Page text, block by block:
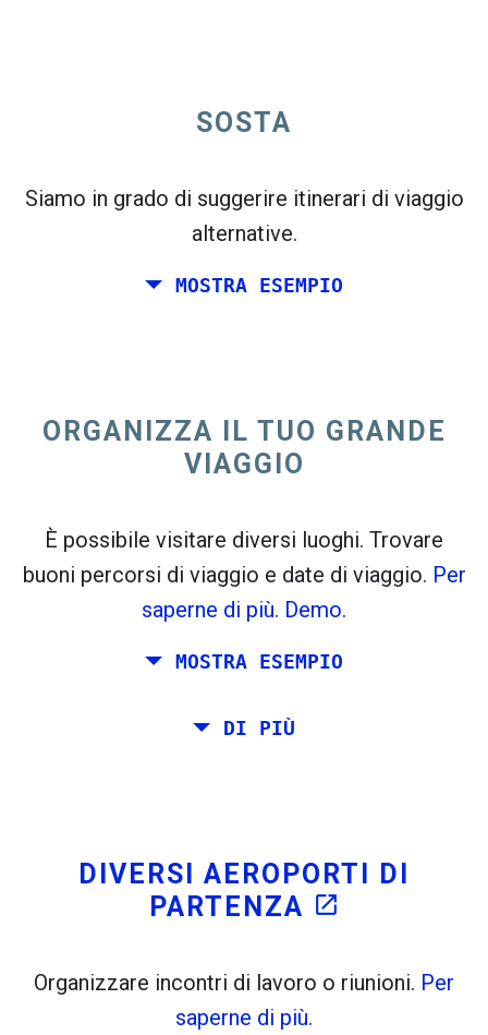
la mappa delle partenze.
flight_takeoff flight_land
andata
Seleziona l'ordinamento CO
Prova questo open_in_new
Trovato in precedenza:
. Stima: 52 kg CO . Di Più:LinkedIn open_in_new
SOSTA
Siamo in grado di suggerire itinerari di viaggio
alternative.
MOSTRA ESEMPIO
ORGANIZZA IL TUO GRANDE
VIAGGIO
È possibile visitare diversi luoghi. Trovare
buoni percorsi di viaggio e date di viaggio. Per
saperne di più. Demo.
MOSTRA ESEMPIO
Pianificare un viaggio via Roma, Barcellona, ​​
DI PIÙ
DIVERSI AEROPORTI DI
PARTENZA open_in_new
Organizzare incontri di lavoro o riunioni. Per
saperne di più.